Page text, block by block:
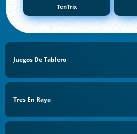
TenTrix
Juegos De Tablero
Tres En Raya